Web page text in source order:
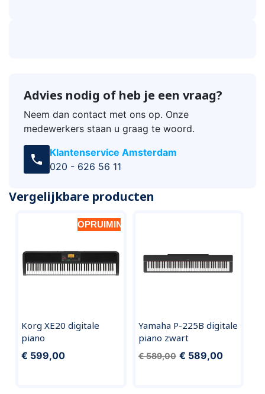
Advies nodig of heb je een vraag?
Neem dan contact met ons op. Onze
medewerkers staan u graag te woord.
call
Klantenservice Amsterdam
020 - 626 56 11
Vergelijkbare producten
OPRUIMING
Korg XE20 digitale
piano
€ 599,00
Yamaha P-225B digitale
piano zwart
€ 589,00 € 589,00